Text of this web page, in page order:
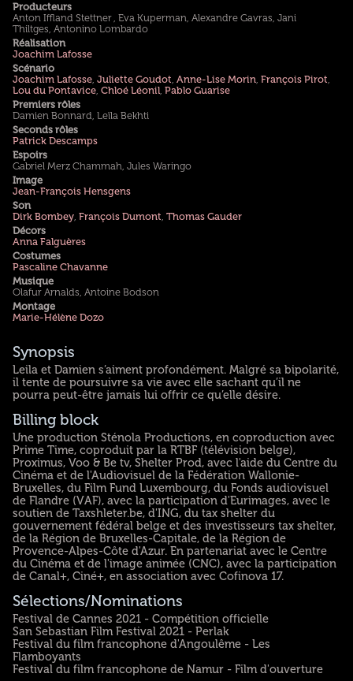
Producteurs
Anton Iffland Stettner , Eva Kuperman, Alexandre Gavras, Jani
Thiltges, Antonino Lombardo
Réalisation
Joachim Lafosse
Scénario
Joachim Lafosse, Juliette Goudot, Anne-Lise Morin, François Pirot,
Lou du Pontavice, Chloé Léonil, Pablo Guarise
Premiers rôles
Damien Bonnard, Leïla Bekhti
Seconds rôles
Patrick Descamps
Espoirs
Gabriel Merz Chammah, Jules Waringo
Image
Jean-François Hensgens
Son
Dirk Bombey, François Dumont, Thomas Gauder
Décors
Anna Falguères
Costumes
Pascaline Chavanne
Musique
Olafur Arnalds, Antoine Bodson
Montage
Marie-Hélène Dozo
Synopsis
Leila et Damien s’aiment profondément. Malgré sa bipolarité,
il tente de poursuivre sa vie avec elle sachant qu’il ne
pourra peut-être jamais lui offrir ce qu’elle désire.
Billing block
Une production Sténola Productions, en coproduction avec
Prime Time, coproduit par la RTBF (télévision belge),
Proximus, Voo & Be tv, Shelter Prod, avec l'aide du Centre du
Cinéma et de l'Audiovisuel de la Fédération Wallonie-
Bruxelles, du Film Fund Luxembourg, du Fonds audiovisuel
de Flandre (VAF), avec la participation d'Eurimages, avec le
soutien de Taxshleter.be, d'ING, du tax shelter du
gouvernement fédéral belge et des investisseurs tax shelter,
de la Région de Bruxelles-Capitale, de la Région de
Provence-Alpes-Côte d'Azur. En partenariat avec le Centre
du Cinéma et de l'image animée (CNC), avec la participation
de Canal+, Ciné+, en association avec Cofinova 17.
Sélections/Nominations
Festival de Cannes 2021 - Compétition officielle
San Sebastian Film Festival 2021 - Perlak
Festival du film francophone d'Angoulême - Les
Flamboyants
Festival du film francophone de Namur - Film d'ouverture